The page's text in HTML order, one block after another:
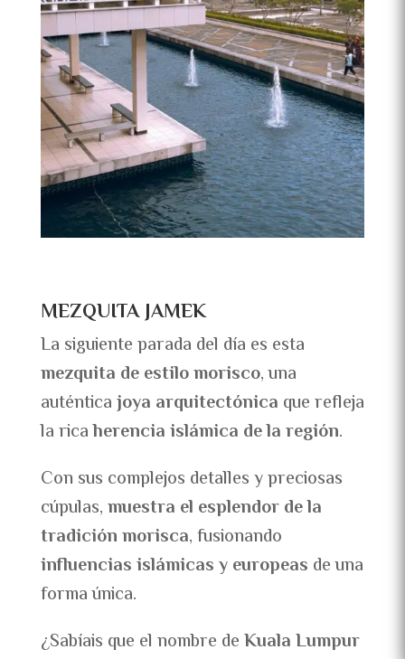
MEZQUITA JAMEK
La siguiente parada del día es esta
mezquita de estilo morisco, una
auténticajoya arquitectónica que refleja
la ricaherencia islámica de la región.
Con sus complejos detalles y preciosas
cúpulas,muestra el esplendor de la
tradición morisca, fusionando
influencias islámicas y europeas de una
forma única.
¿Sabíais que el nombre deKuala Lumpur